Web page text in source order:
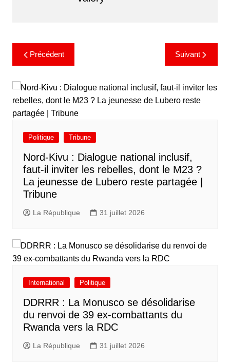
Précédent Suivant
Politique Tribune
Nord-Kivu : Dialogue national inclusif,
faut-il inviter les rebelles, dont le M23 ?
La jeunesse de Lubero reste partagée |
Tribune
La République 31 juillet 2026
International Politique
DDRRR : La Monusco se désolidarise
du renvoi de 39 ex-combattants du
Rwanda vers la RDC
La République 31 juillet 2026